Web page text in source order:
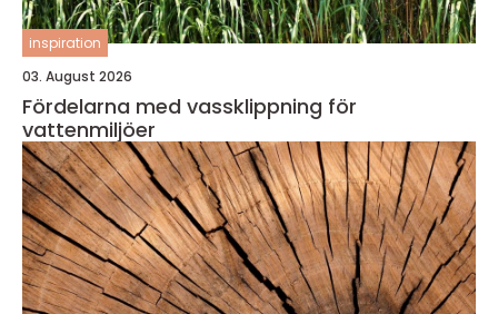
inspiration
03. August 2026
Fördelarna med vassklippning för
vattenmiljöer